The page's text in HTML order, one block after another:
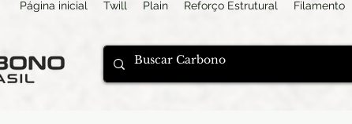
Página inicial Twill Plain Reforço Estrutural Filamento